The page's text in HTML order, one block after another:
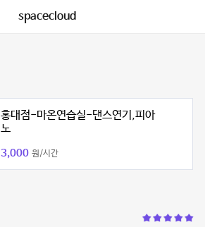
spacecloud
홍대점-마온연습실-댄스연기,피아
노
3,000 원/시간